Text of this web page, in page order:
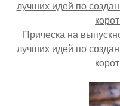
Прическа на
лучших идей по